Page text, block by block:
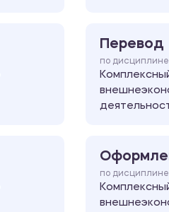
Перевод
по дисциплине
по дисциплине